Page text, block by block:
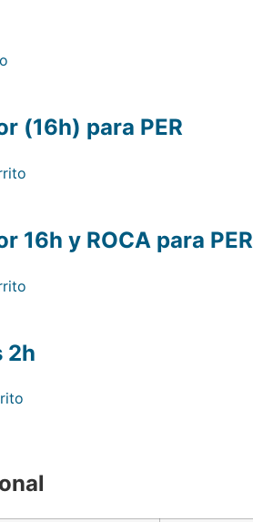
(16h) para PER
16h y ROCA para PER
2h